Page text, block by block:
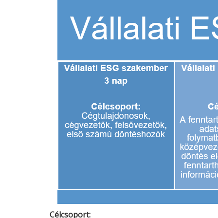
Célcsoport: